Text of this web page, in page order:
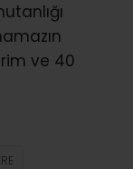
ve 40